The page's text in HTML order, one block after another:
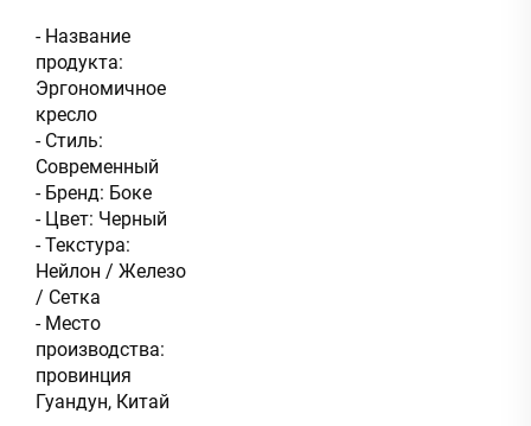
- Название
продукта:
Эргономичное
кресло
- Стиль:
Современный
- Бренд: Боке
- Цвет: Черный
- Текстура:
Нейлон / Железо
/ Сетка
- Место
производства:
провинция
Гуандун, Китай